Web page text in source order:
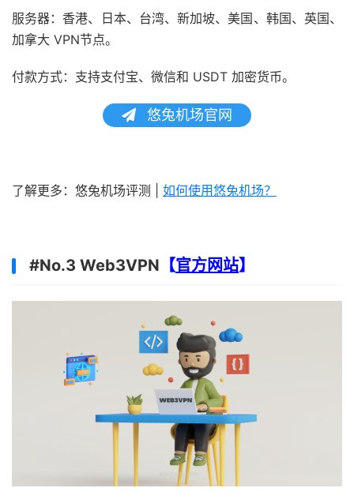
服务器：香港、日本、台湾、新加坡、美国、韩国、英国、
加拿大 VPN节点。
付款方式：支持支付宝、微信和 USDT 加密货币。
悠兔机场官网
了解更多：悠兔机场评测 | 如何使用悠兔机场？
#No.3 Web3VPN 【官方网站】